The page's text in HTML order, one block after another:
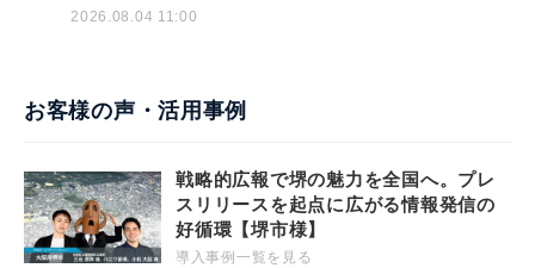
2026.08.04 11:00
お客様の声・活用事例
戦略的広報で堺の魅力を全国へ。プレ
スリリースを起点に広がる情報発信の
好循環【堺市様】
導入事例一覧を見る